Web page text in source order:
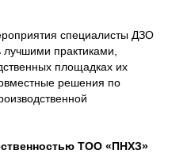
специалисты ДЗО
практиками,
площадках их
решения по
ТОО «ПНХЗ»